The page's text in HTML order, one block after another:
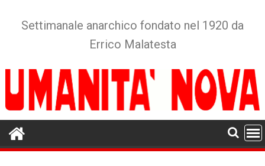
Settimanale anarchico fondato nel 1920 da
Errico Malatesta